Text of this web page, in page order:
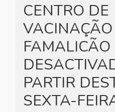
CENTRO DE
FAMALICÃO
PARTIR
SEXTA-